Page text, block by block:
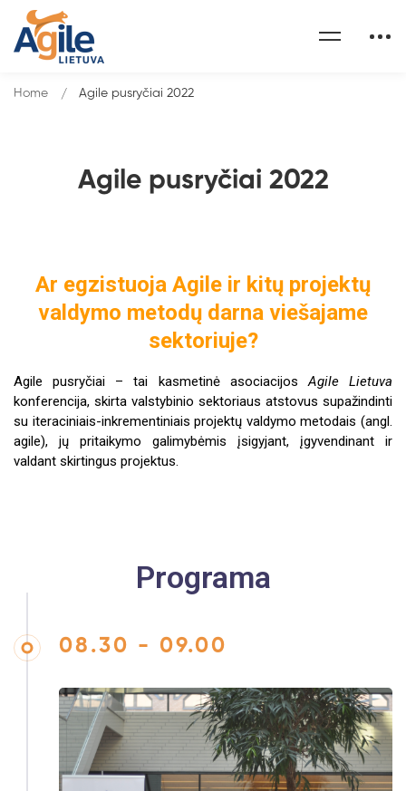
Agile pusryčiai 2022
Home Agile pusryčiai 2022
Ar egzistuoja Agile ir kitų projektų
valdymo metodų darna viešajame
sektoriuje?
Agile pusryčiai – tai kasmetinė asociacijosAgile Lietuva
konferencija, skirta valstybinio sektoriaus atstovus supažindinti
su iteraciniais-inkrementiniais projektų valdymo metodais (angl.
agile), jų pritaikymo galimybėmis įsigyjant, įgyvendinant ir
valdant skirtingus projektus.
Programa
08.30 - 09.00